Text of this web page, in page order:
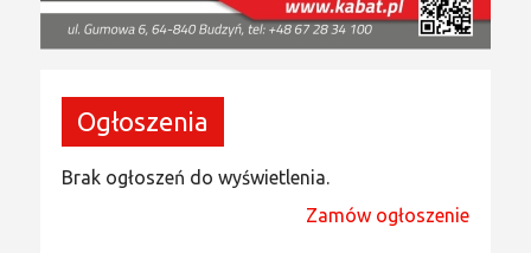
Ogłoszenia
Brak ogłoszeń do wyświetlenia.
Zamów ogłoszenie